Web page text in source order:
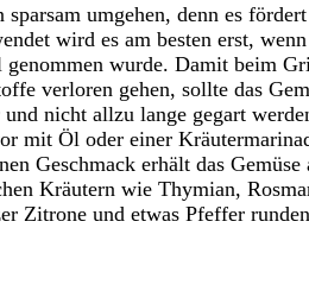
umgehen, denn es
wird es am besten erst, wenn
genommen wurde. Damit beim
verloren gehen, sollte das
nicht allzu lange gegart
mit Öl oder einer
Geschmack erhält das Gemüse
Kräutern wie Thymian,
Zitrone und etwas Pfeffer